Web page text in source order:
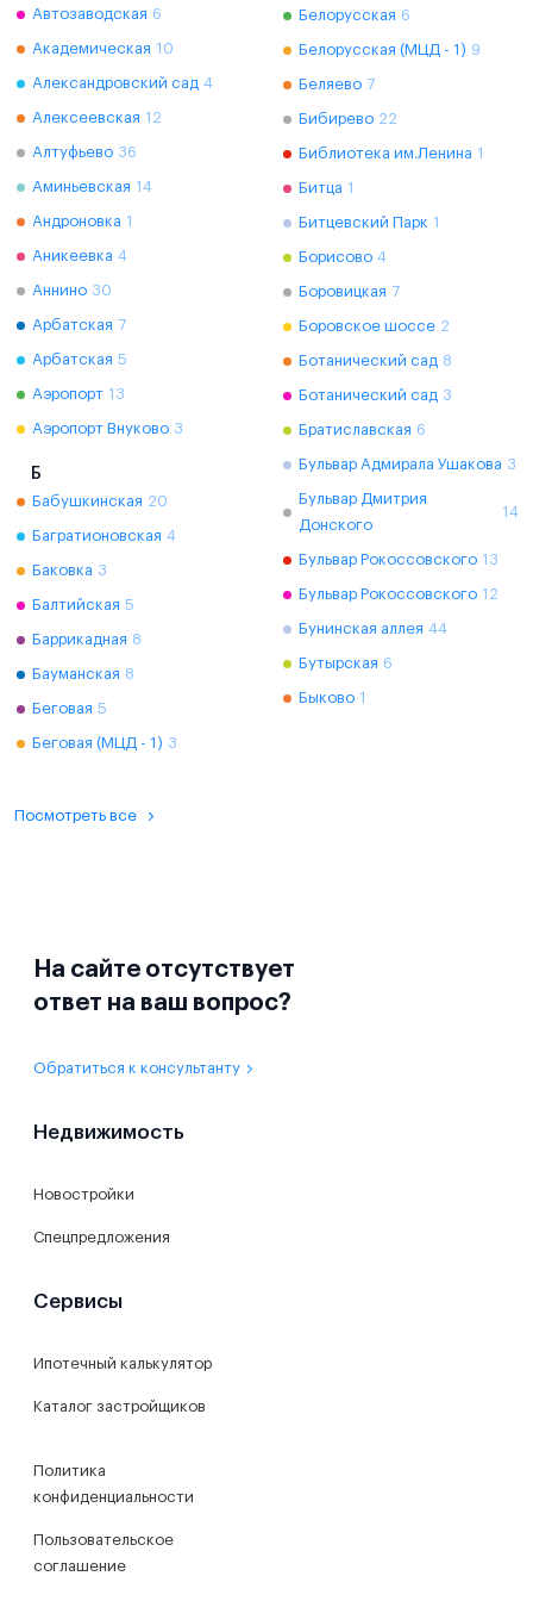
Автозаводская 6
Академическая 10
Александровский сад 4
Алексеевская 12
Алтуфьево 36
Аминьевская 14
Андроновка 1
Аникеевка 4
Аннино 30
Арбатская 7
Арбатская 5
Аэропорт 13
Аэропорт Внуково 3
Б
Бабушкинская 20
Багратионовская 4
Баковка 3
Балтийская 5
Баррикадная 8
Бауманская 8
Беговая 5
Беговая (МЦД - 1) 3
Белорусская 6
Белорусская (МЦД - 1) 9
Беляево 7
Бибирево 22
Библиотека им.Ленина 1
Битца 1
Битцевский Парк 1
Борисово 4
Боровицкая 7
Боровское шоссе 2
Ботанический сад 8
Ботанический сад 3
Братиславская 6
Бульвар Адмирала Ушакова 3
Бульвар Дмитрия
Донского
14
Бульвар Рокоссовского 13
Бульвар Рокоссовского 12
Бунинская аллея 44
Бутырская 6
Быково 1
Посмотреть все
На сайте отсутствует
ответ на ваш вопрос?
Обратиться к консультанту
Недвижимость
Новостройки
Спецпредложения
Сервисы
Ипотечный калькулятор
Каталог застройщиков
Политика
конфиденциальности
Пользовательское
соглашение